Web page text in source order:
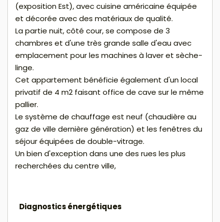
(exposition Est), avec cuisine américaine équipée
et décorée avec des matériaux de qualité.
La partie nuit, côté cour, se compose de 3
chambres et d'une très grande salle d'eau avec
emplacement pour les machines à laver et sèche-
linge.
Cet appartement bénéficie également d'un local
privatif de 4 m2 faisant office de cave sur le même
pallier.
Le système de chauffage est neuf (chaudière au
gaz de ville dernière génération) et les fenêtres du
séjour équipées de double-vitrage.
Un bien d'exception dans une des rues les plus
recherchées du centre ville,
Diagnostics énergétiques